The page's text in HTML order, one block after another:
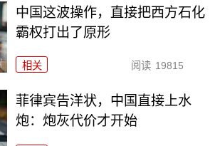
中国这波操作，直接把西方石化
霸权打出了原形
相关 阅读 19815
菲律宾告洋状，中国直接上水
炮：炮灰代价才开始